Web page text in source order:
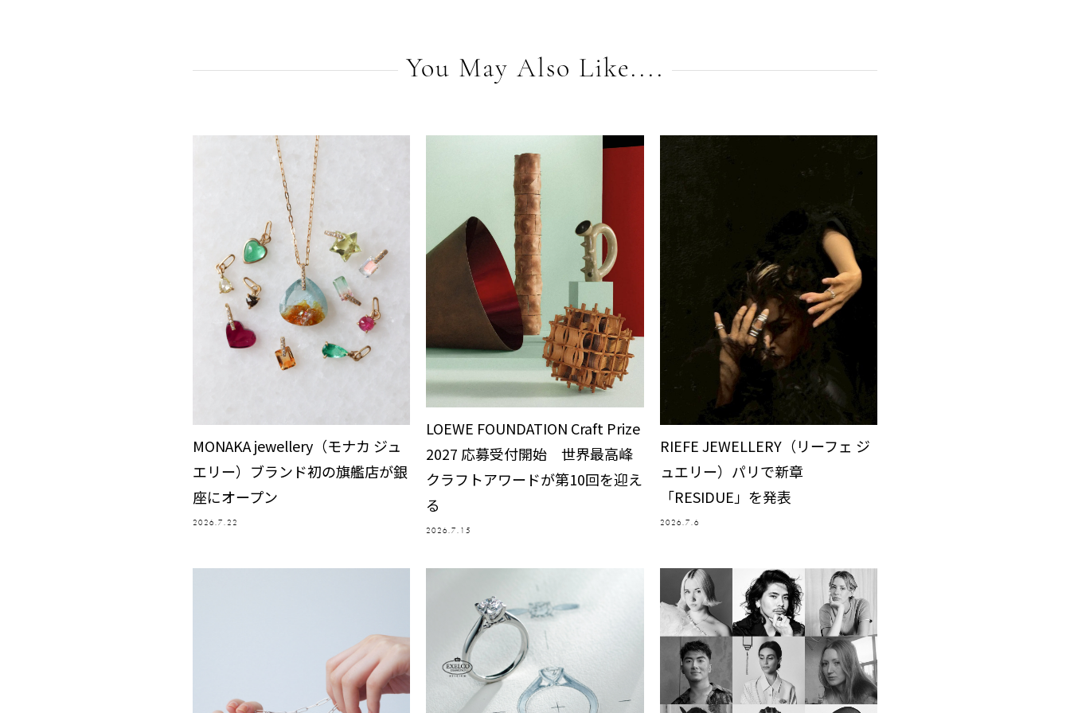
You May Also Like....
MONAKA jewellery（モナカ ジュ
エリー）ブランド初の旗艦店が銀
座にオープン
2026.7.22
LOEWE FOUNDATION Craft Prize
2027 応募受付開始 世界最高峰
クラフトアワードが第10回を迎え
る
2026.7.15
RIEFE JEWELLERY（リーフェ ジ
ュエリー）パリで新章
「RESIDUE」を発表
2026.7.6